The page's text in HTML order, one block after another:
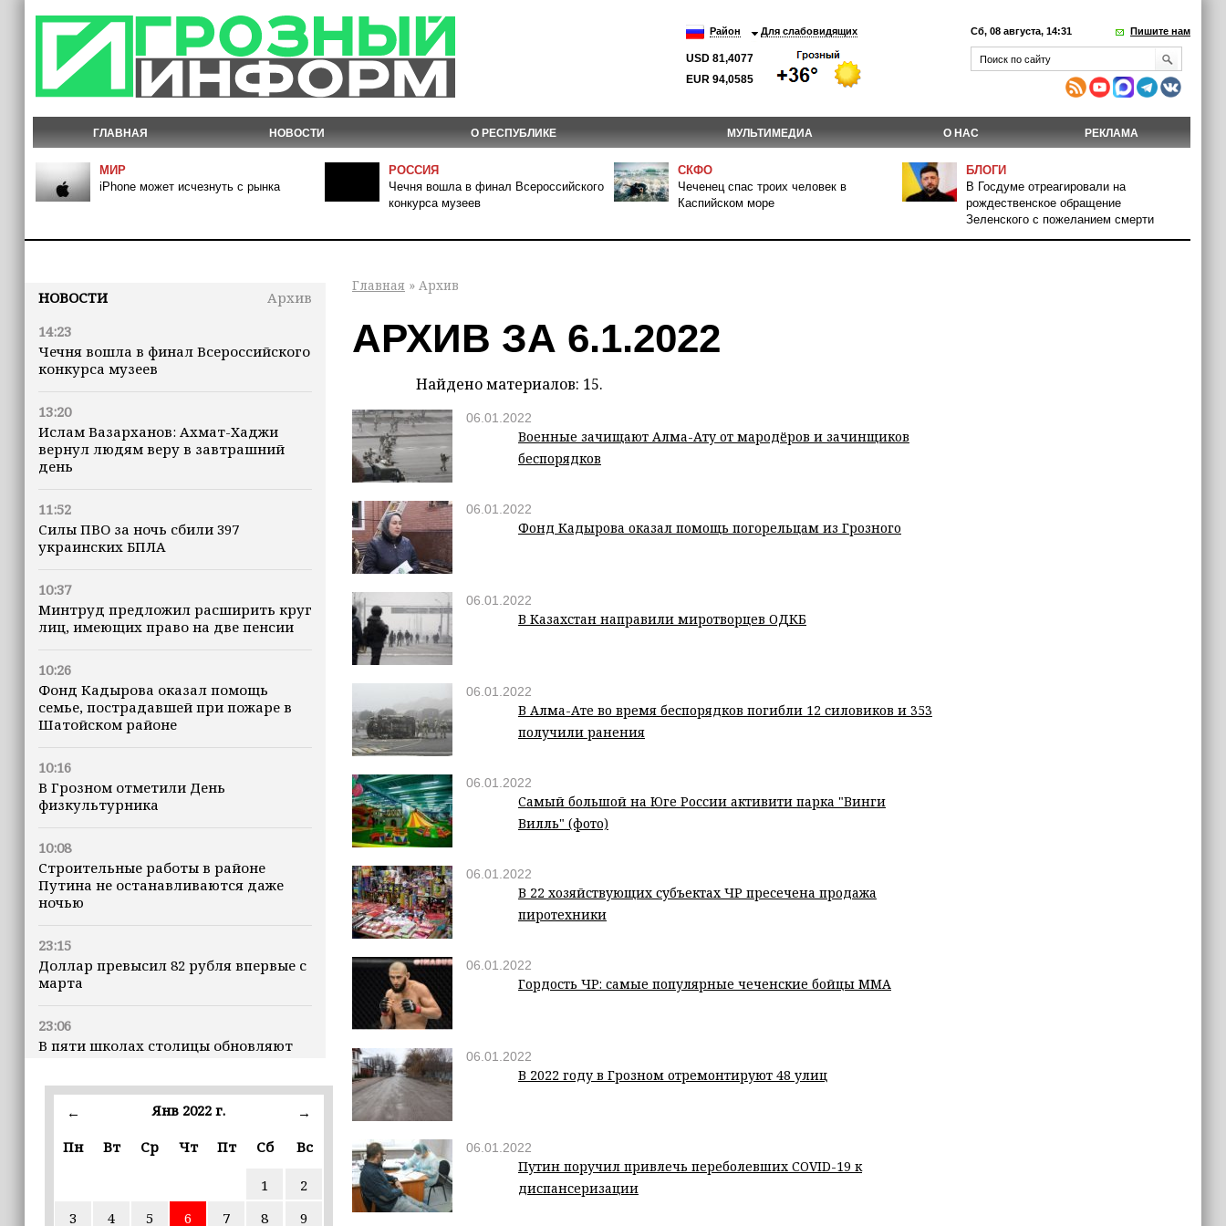
Район Для слабовидящих
USD 81,4077
EUR 94,0585
Сб, 08 августа, 14:31 Пишите нам
ГЛАВНАЯ НОВОСТИ О РЕСПУБЛИКЕ МУЛЬТИМЕДИА О НАС РЕКЛАМА
МИР
iPhone может исчезнуть с рынка
РОССИЯ
Чечня вошла в финал Всероссийского
конкурса музеев
СКФО
Чеченец спас троих человек в
Каспийском море
БЛОГИ
В Госдуме отреагировали на
рождественское обращение
Зеленского с пожеланием смерти
НОВОСТИ
Архив
14:23
Чечня вошла в финал Всероссийского
конкурса музеев
13:20
Ислам Вазарханов: Ахмат-Хаджи
вернул людям веру в завтрашний
день
11:52
Силы ПВО за ночь сбили 397
украинских БПЛА
10:37
Минтруд предложил расширить круг
лиц, имеющих право на две пенсии
10:26
Фонд Кадырова оказал помощь
семье, пострадавшей при пожаре в
Шатойском районе
10:16
В Грозном отметили День
физкультурника
10:08
Строительные работы в районе
Путина не останавливаются даже
ночью
23:15
Доллар превысил 82 рубля впервые с
марта
23:06
В пяти школах столицы обновляют
регионами России за последние
← Янв 2022 г.
→
Пн
Вт Ср Чт Пт Сб Вс
1
2
3
4 5 6 7 8 9
Главная » Архив
АРХИВ ЗА 6.1.2022
Найдено материалов: 15.
06.01.2022
Военные зачищают Алма-Ату от мародёров и зачинщиков
беспорядков
06.01.2022
Фонд Кадырова оказал помощь погорельцам из Грозного
06.01.2022
В Казахстан направили миротворцев ОДКБ
06.01.2022
В Алма-Ате во время беспорядков погибли 12 силовиков и 353
получили ранения
06.01.2022
Cамый большой на Юге России активити парка "Винги
Вилль" (фото)
06.01.2022
В 22 хозяйствующих субъектах ЧР пресечена продажа
пиротехники
06.01.2022
Гордость ЧР: самые популярные чеченские бойцы ММА
06.01.2022
В 2022 году в Грозном отремонтируют 48 улиц
06.01.2022
Путин поручил привлечь переболевших COVID-19 к
диспансеризации